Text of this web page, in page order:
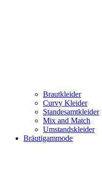
Brautkleider
Curvy Kleider
Standesamtkleider
Mix and Match
Umstandskleider
Bräutigammode